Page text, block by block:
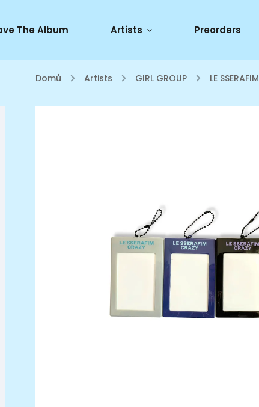
The Album Artists Preorders
Domů / Artists / GIRL GROUP / LE SSERAFIM